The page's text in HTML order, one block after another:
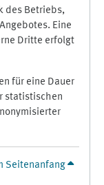
des Betriebs,
Eine
Dritte erfolgt
für eine Dauer
statistischen
Seitenanfang